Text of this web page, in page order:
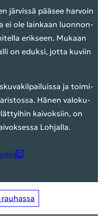
jär­vis­sä pää­see har­voin
ei ole lain­kaan luon­non­
erik­seen. Mu­kaan
on eduk­si, jotta ku­viin
ja toi­mi­
Hänen va­lo­ku­
kai­vok­siin, on
Loh­jal­la.